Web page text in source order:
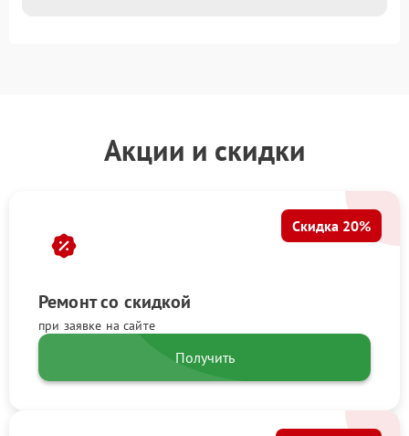
Акции и скидки
Ремонт со скидкой
при заявке на сайте
Скидка 20%
Получить